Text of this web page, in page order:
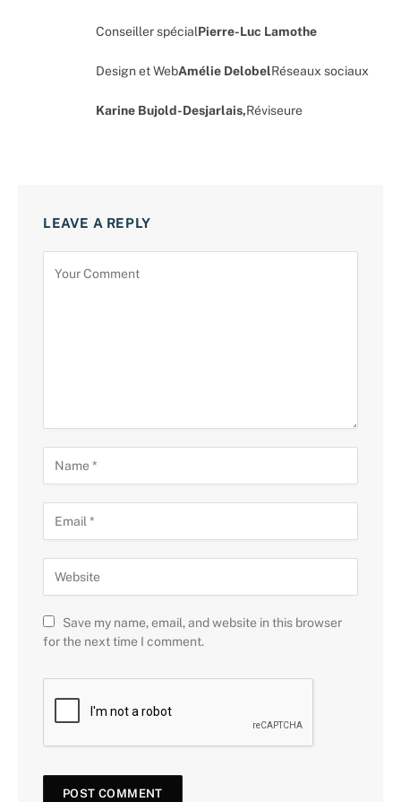
Conseiller spécialPierre-Luc Lamothe
Design et WebAmélie DelobelRéseaux sociaux
Karine Bujold-Desjarlais,Réviseure
LEAVE A REPLY
Save my name, email, and website in this browser
for the next time I comment.